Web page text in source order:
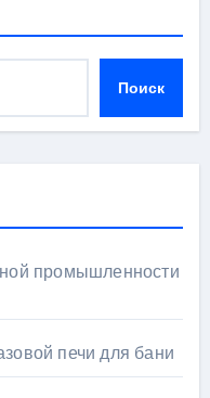
Поиск
промышленности
печи для бани